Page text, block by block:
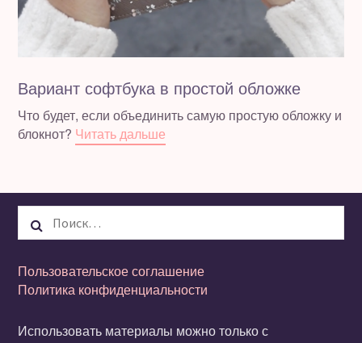
Вариант софтбука в простой обложке
Что будет, если объединить самую простую обложку и
блокнот? Читать дальше
Найти:
Пользовательское соглашение
Политика конфиденциальности
Использовать материалы можно только с